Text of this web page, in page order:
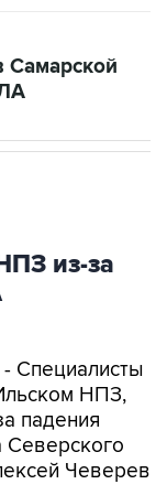
из-за
Специалисты
падения
Чеверев